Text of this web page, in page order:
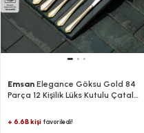
Emsan Elegance Göksu Gold 84
Parça 12 Kişilik Lüks Kutulu Çatal
+ 6.6B kişi favoriledi!